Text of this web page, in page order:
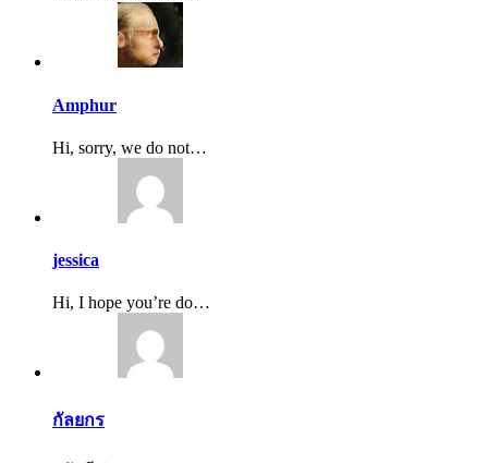
Amphur
Hi, sorry, we do not…
jessica
Hi, I hope you’re do…
กัลยกร